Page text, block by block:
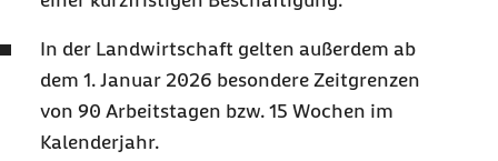
In der Landwirtschaft gelten außerdem ab
dem 1. Januar 2026 besondere Zeitgrenzen
von 90 Arbeitstagen bzw. 15 Wochen im
Kalenderjahr.